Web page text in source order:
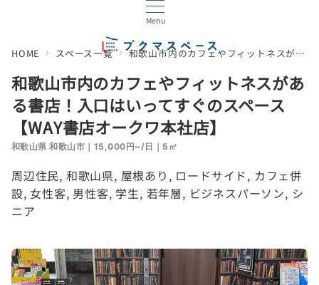
Menu
HOME スペース一覧 和歌山市内のカフェやフィットネスがある書店！入口はいってすぐのスペース【WAY書店オークワ本社店】
和歌山市内のカフェやフィットネスがあ
る書店！入口はいってすぐのスペース
【WAY書店オークワ本社店】
和歌山県 和歌山市｜15,000円~/日｜5㎡
周辺住民, 和歌山県, 屋根あり , ロードサイド, カフェ併
設, 女性客, 男性客, 学生, 若年層, ビジネスパーソン, シ
ニア